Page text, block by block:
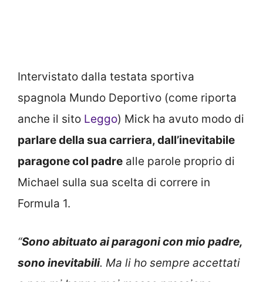
Intervistato dalla testata sportiva
spagnola Mundo Deportivo (come riporta
anche il sito Leggo) Mick ha avuto modo di
parlare della sua carriera, dall’inevitabile
paragone col padre alle parole proprio di
Michael sulla sua scelta di correre in
Formula 1.
“Sono abituato ai paragoni con mio padre,
sono inevitabili. Ma li ho sempre accettati